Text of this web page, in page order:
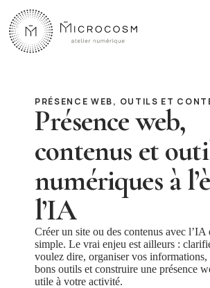
contenu
PRÉSENCE WEB, OUTILS ET
Présence web,
contenus et
numériques à
l’IA
Créer un site ou des contenus avec l’IA
simple. Le vrai enjeu est ailleurs :
voulez dire, organiser vos informations,
bons outils et construire une présence
utile à votre activité.